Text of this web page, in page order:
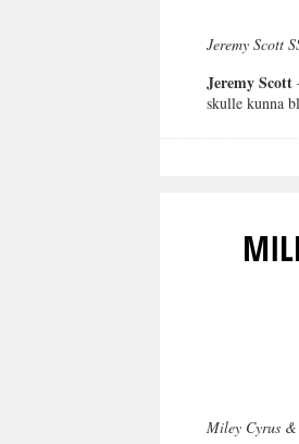
Jeremy Scott
Jeremy Scott
skulle kunna
Miley Cyrus &